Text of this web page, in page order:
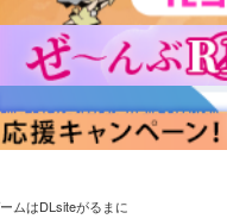
ムはDLsiteがるまに